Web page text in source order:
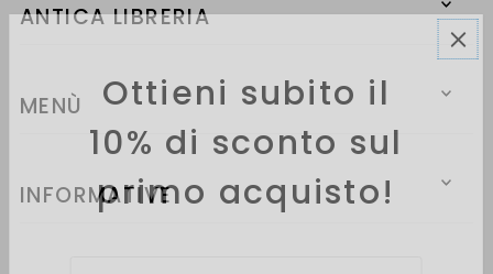
ANTICA LIBRERIA
MENÙ
INFORMATIVE
Ottieni subito il
10% di sconto sul
primo acquisto!